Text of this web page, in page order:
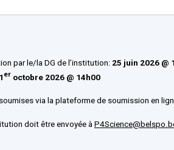
par le/la DG de l’institution: 25 juin 2026 @
1 er octobre 2026 @ 14h00
via la plateforme de soumission en
doit être envoyée à